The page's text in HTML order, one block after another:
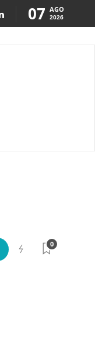
07 AGO
2026
0